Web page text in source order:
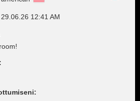
29.06.26 12:41 AM